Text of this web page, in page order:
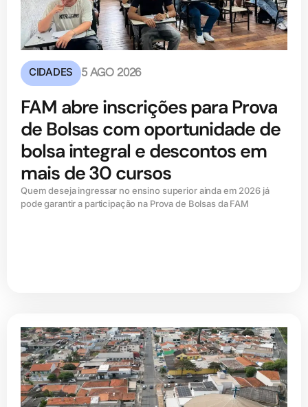
CIDADES 5 AGO 2026
FAM abre inscrições para Prova
de Bolsas com oportunidade de
bolsa integral e descontos em
mais de 30 cursos
Quem deseja ingressar no ensino superior ainda em 2026 já
pode garantir a participação na Prova de Bolsas da FAM